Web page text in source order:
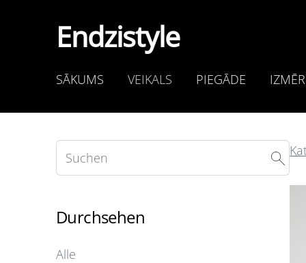
Endzistyle
SĀKUMS VEIKALS PIEGĀDE
Durchsehen
Alle